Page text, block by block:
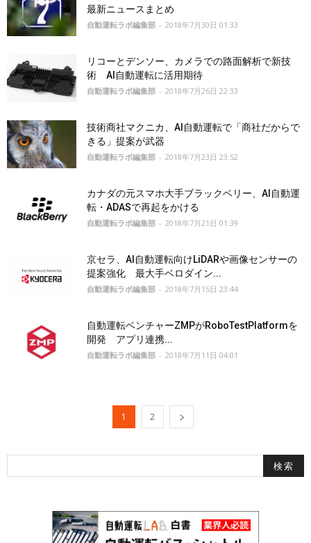
最新ニュースまとめ
自動運転ラボ編集部 - 2018年7月30日 01:33
リコーとデンソー、カメラでの路面解析で新技
術 AI自動運転に活用期待
自動運転ラボ編集部 - 2018年7月26日 22:33
技術商社マクニカ、AI自動運転で「商社だからで
きる」提案が武器
自動運転ラボ編集部 - 2018年7月23日 23:52
カナダの元スマホ大手ブラックベリー、AI自動運
転・ADASで再起をかける
自動運転ラボ編集部 - 2018年7月21日 01:39
京セラ、AI自動運転向けLiDARや画像センサーの
提案強化 最大手ベロダイン...
自動運転ラボ編集部 - 2018年7月15日 23:44
自動運転ベンチャーZMPがRoboTestPlatformを
開発 アプリ連携...
自動運転ラボ編集部 - 2018年7月11日 04:01
1 2